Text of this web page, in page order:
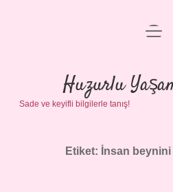
Anasayfa
Gizlilik
Yasal
Huzurlu
Sade ve keyifli bilgilerle tanış!
Etiket: İnsan